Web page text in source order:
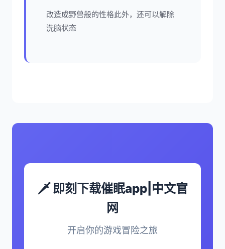
改造成野兽般的性格此外，还可以解除
洗脑状态
🗡️ 即刻下载催眠app|中文官
网
开启你的游戏冒险之旅